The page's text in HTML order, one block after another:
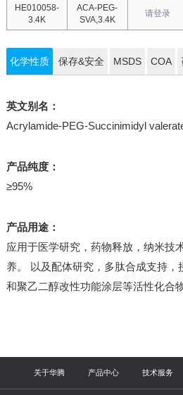
HE010058-
3.4K
ACA-PEG-
SVA,3.4K
请登录
化学性质 保存&安全 MSDS COA
英文别名：
Acrylamide-PEG-Succinimidyl
产品纯度：
≥95%
产品用途：
应用于医学研究，药物释放，纳米技
养。 以及配体研究，多肽合成支持
和聚乙二醇改性功能涂层等活性化合
关于华腾 产品中心 技术服务